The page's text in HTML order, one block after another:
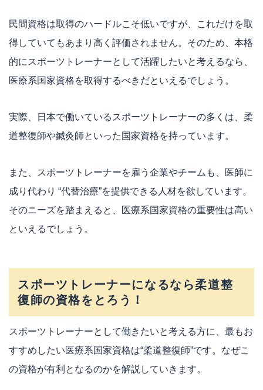
民間資格は取得のハードルこそ低いですが、これだけを取
得していてもあまり高く評価されません。そのため、本格
的にスポーツトレーナーとして活躍したいと考えるなら、
医療系国家資格を取得するべきだといえるでしょう。
実際、日本で働いているスポーツトレーナーの多くは、柔
道整復師や鍼灸師といった国家資格を持っています。
また、スポーツトレーナーを雇う企業やチームも、医師に
成り代わり “代替治療”を提供できる人材を欲しています。
そのニーズを踏まえると、医療系国家資格の重要性は高い
といえるでしょう。
スポーツトレーナーになるなら柔道整
復師の資格をとろう！
スポーツトレーナーとして働きたいと考える方に、最もお
すすめしたい医療系国家資格は“柔道整復師”です。なぜこ
の資格が有利となるのかを解説していきます。